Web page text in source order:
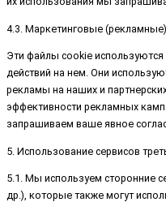
4.3. Маркетинговые
Эти файлы cookie
действий на нем. Они
рекламы на наших и
эффективности рекламных
запрашиваем ваше явное
5. Использование сервисов
5.1. Мы используем сторонние
др.), которые также могут